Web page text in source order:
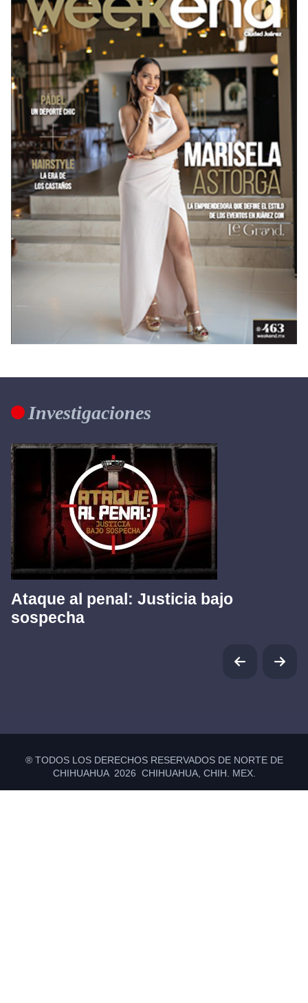
Investigaciones
Ataque al penal: Justicia bajo
sospecha
® TODOS LOS DERECHOS RESERVADOS DE NORTE DE
CHIHUAHUA 2026 CHIHUAHUA, CHIH. MEX.